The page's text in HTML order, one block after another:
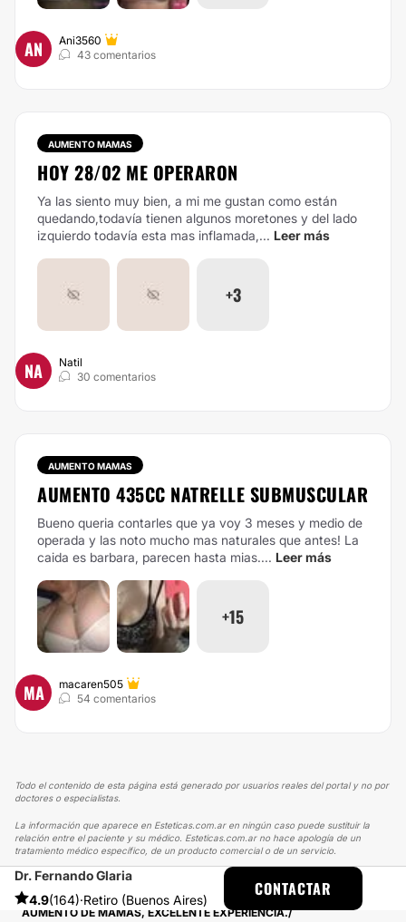
AN
Ani3560
43 comentarios
AUMENTO MAMAS
HOY 28/02 ME OPERARON
Ya las siento muy bien, a mi me gustan como están
quedando,todavía tienen algunos moretones y del lado
izquierdo todavía esta mas inflamada,... Leer más
+3
NA
Natil
30 comentarios
AUMENTO MAMAS
AUMENTO 435CC NATRELLE SUBMUSCULAR
Bueno queria contarles que ya voy 3 meses y medio de
operada y las noto mucho mas naturales que antes! La
caida es barbara, parecen hasta mias.... Leer más
+15
MA
macaren505
54 comentarios
Todo el contenido de esta página está generado por usuarios reales del portal y no por
doctores o especialistas.
La información que aparece en Esteticas.com.ar en ningún caso puede sustituir la
relación entre el paciente y su médico. Esteticas.com.ar no hace apología de un
tratamiento médico específico, de un producto comercial o de un servicio.
Dr. Fernando Glaria
4.9(164)·Retiro (Buenos Aires)
CONTACTAR
ESTETICAS
EXPERIENCIAS
EXPERIENCIAS SOBRE AUMENTO MAMAS
AUMENTO DE MAMAS, EXCELENTE EXPERIENCIA.